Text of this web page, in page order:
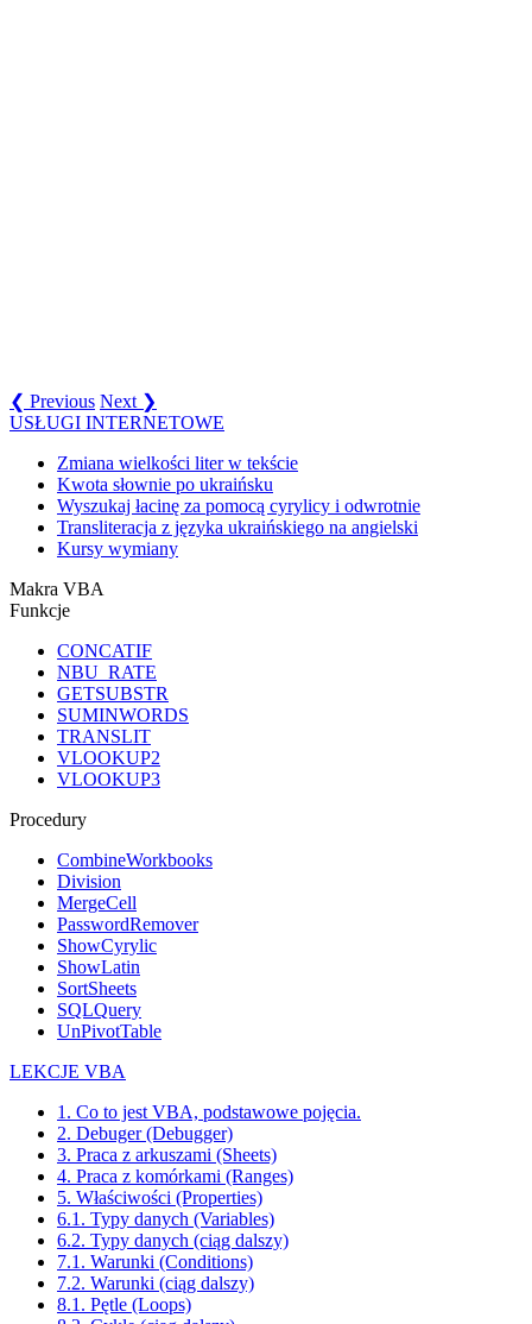
❮ Previous Next ❯
USŁUGI INTERNETOWE
Zmiana wielkości liter w tekście
Kwota słownie po ukraińsku
Wyszukaj łacinę za pomocą cyrylicy i odwrotnie
Transliteracja z języka ukraińskiego na angielski
Kursy wymiany
Makra VBA
Funkcje
CONCATIF
NBU_RATE
GETSUBSTR
SUMINWORDS
TRANSLIT
VLOOKUP2
VLOOKUP3
Procedury
CombineWorkbooks
Division
MergeCell
PasswordRemover
ShowCyrylic
ShowLatin
SortSheets
SQLQuery
UnPivotTable
LEKCJE VBA
1. Co to jest VBA, podstawowe pojęcia.
2. Debuger (Debugger)
3. Praca z arkuszami (Sheets)
4. Praca z komórkami (Ranges)
5. Właściwości (Properties)
6.1. Typy danych (Variables)
6.2. Typy danych (ciąg dalszy)
7.1. Warunki (Conditions)
7.2. Warunki (ciąg dalszy)
8.1. Pętle (Loops)